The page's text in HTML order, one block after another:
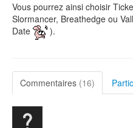
Vous pourrez ainsi choisir
Slormancer, Breathedge ou
Date
).
Commentaires (16)